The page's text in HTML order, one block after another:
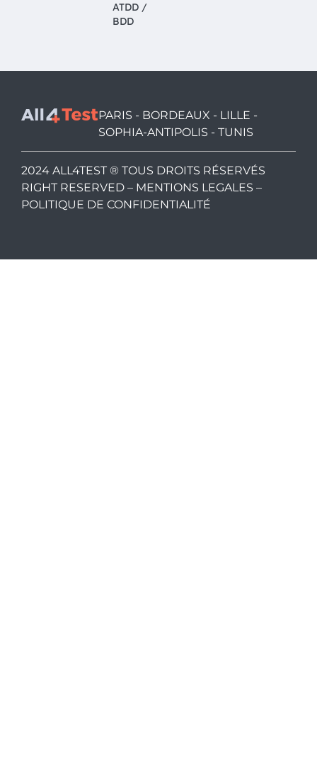
ATDD /
BDD
PARIS - BORDEAUX - LILLE -
SOPHIA-ANTIPOLIS - TUNIS
2024 ALL4TEST ® TOUS DROITS RÉSERVÉS
RIGHT RESERVED – MENTIONS LEGALES –
POLITIQUE DE CONFIDENTIALITÉ